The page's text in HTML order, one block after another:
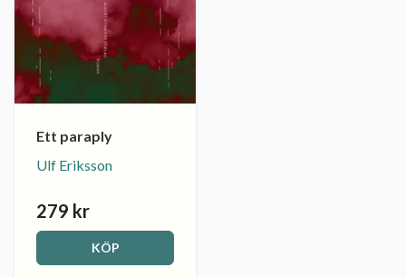
Ett paraply
Ulf Eriksson
279 kr
KÖP